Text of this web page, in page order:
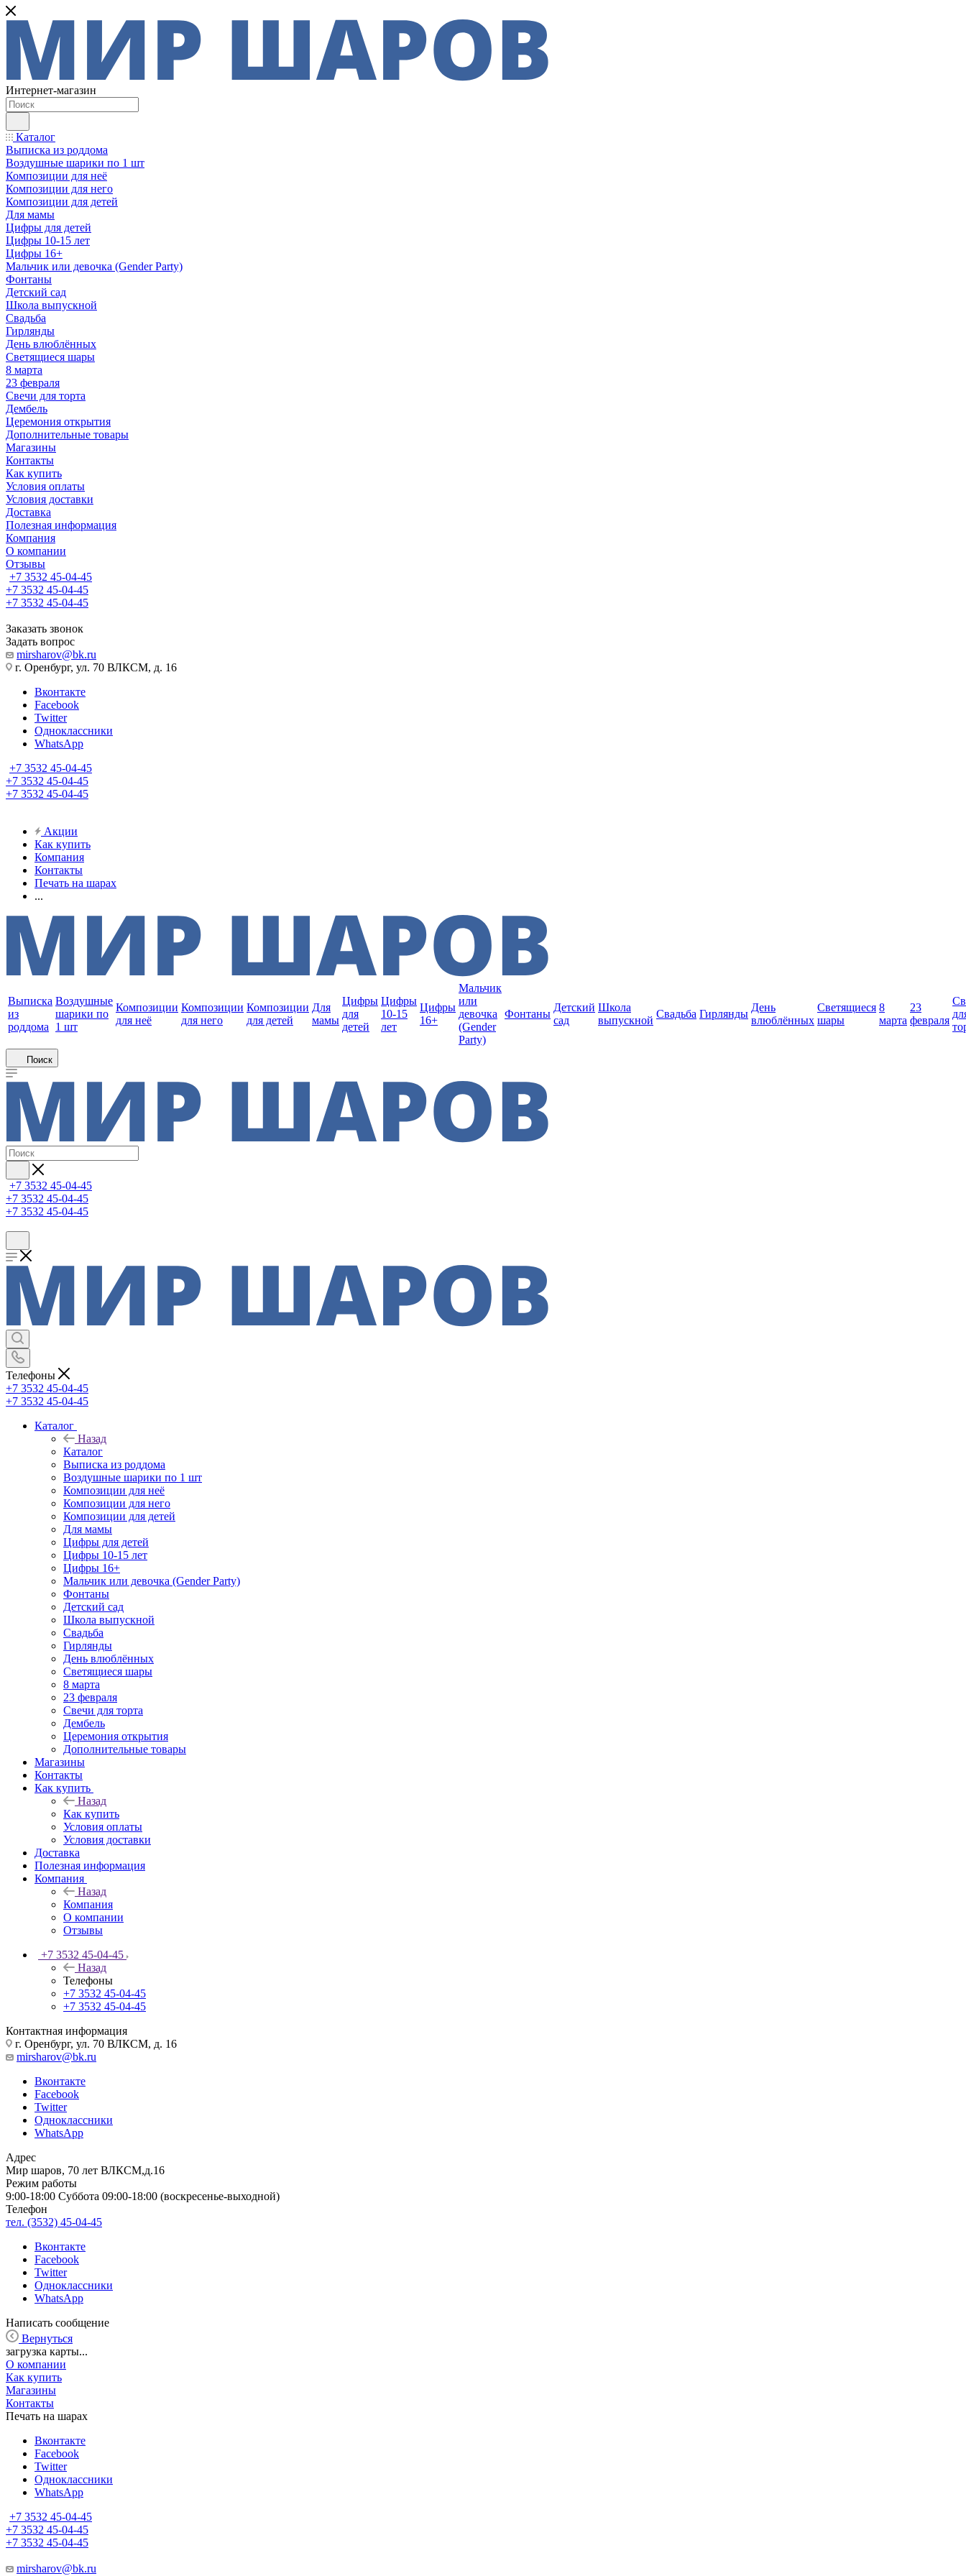
Интернет-магазин
Каталог
Выписка из роддома
Воздушные шарики по 1 шт
Композиции для неё
Композиции для него
Композиции для детей
Для мамы
Цифры для детей
Цифры 10-15 лет
Цифры 16+
Мальчик или девочка (Gender Party)
Фонтаны
Детский сад
Школа выпускной
Свадьба
Гирлянды
День влюблённых
Светящиеся шары
8 марта
23 февраля
Свечи для торта
Дембель
Церемония открытия
Дополнительные товары
Магазины
Контакты
Как купить
Условия оплаты
Условия доставки
Доставка
Полезная информация
Компания
О компании
Отзывы
+7 3532 45-04-45
+7 3532 45-04-45
+7 3532 45-04-45
Заказать звонок
Задать вопрос
mirsharov@bk.ru
г. Оренбург, ул. 70 ВЛКСМ, д. 16
Вконтакте
Facebook
Twitter
Одноклассники
WhatsApp
+7 3532 45-04-45
+7 3532 45-04-45
+7 3532 45-04-45
Акции
Как купить
Компания
Контакты
Печать на шарах
...
Выписка
из
роддома
Воздушные
шарики по
1 шт
Композиции
для неё
Композиции
для него
Композиции
для детей
Для
мамы
Цифры
для
детей
Цифры
10-15
лет
Цифры
16+
Мальчик
или
девочка
(Gender
Party)
Фонтаны
Детский
сад
Школа
выпускной
Свадьба Гирлянды
День
влюблённых
Светящиеся
шары
8
марта
23
февраля
Поиск
+7 3532 45-04-45
+7 3532 45-04-45
+7 3532 45-04-45
Телефоны
+7 3532 45-04-45
+7 3532 45-04-45
Каталог
Назад
Каталог
Выписка из роддома
Воздушные шарики по 1 шт
Композиции для неё
Композиции для него
Композиции для детей
Для мамы
Цифры для детей
Цифры 10-15 лет
Цифры 16+
Мальчик или девочка (Gender Party)
Фонтаны
Детский сад
Школа выпускной
Свадьба
Гирлянды
День влюблённых
Светящиеся шары
8 марта
23 февраля
Свечи для торта
Дембель
Церемония открытия
Дополнительные товары
Магазины
Контакты
Как купить
Назад
Как купить
Условия оплаты
Условия доставки
Доставка
Полезная информация
Компания
Назад
Компания
О компании
Отзывы
+7 3532 45-04-45
Назад
Телефоны
+7 3532 45-04-45
+7 3532 45-04-45
Контактная информация
г. Оренбург, ул. 70 ВЛКСМ, д. 16
mirsharov@bk.ru
Вконтакте
Facebook
Twitter
Одноклассники
WhatsApp
Адрес
Мир шаров, 70 лет ВЛКСМ,д.16
Режим работы
9:00-18:00 Суббота 09:00-18:00 (воскресенье-выходной)
Телефон
тел. (3532) 45-04-45
Вконтакте
Facebook
Twitter
Одноклассники
WhatsApp
Написать сообщение
Вернуться
загрузка карты...
О компании
Как купить
Магазины
Контакты
Печать на шарах
Вконтакте
Facebook
Twitter
Одноклассники
WhatsApp
+7 3532 45-04-45
+7 3532 45-04-45
+7 3532 45-04-45
mirsharov@bk.ru